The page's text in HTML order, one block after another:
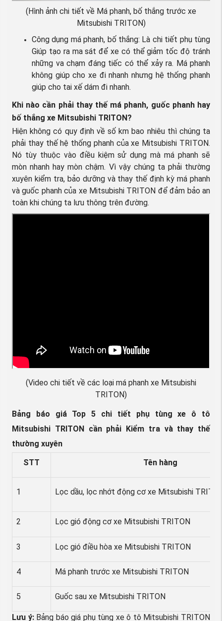
(Hình ảnh chi tiết về Má phanh, bố thắng trước xe
Mitsubishi TRITON)
Công dụng má phanh, bố thắng: Là chi tiết phụ tùng
Giúp tạo ra ma sát để xe có thể giảm tốc độ tránh
những va chạm đáng tiếc có thể xảy ra. Má phanh
không giúp cho xe đi nhanh nhưng hệ thống phanh
giúp cho tai xế dám đi nhanh.
Khi nào cần phải thay thế má phanh, guốc phanh hay
bố thắng xe Mitsubishi TRITON?
Hiện không có quy định về số km bao nhiêu thì chúng ta
phải thay thế hệ thống phanh của xe Mitsubishi TRITON.
Nó tùy thuộc vào điều kiệm sử dụng mà má phanh sẽ
mòn nhanh hay mòn chậm. Vì vậy chúng ta phải thường
xuyên kiểm tra, bảo dưỡng và thay thế định kỳ má phanh
và guốc phanh của xe Mitsubishi TRITON để đảm bảo an
toàn khi chúng ta lưu thông trên đường.
(Video chi tiết về các loại má phanh xe Mitsubishi
TRITON)
Bảng báo giá Top 5 chi tiết phụ tùng xe ô tô
Mitsubishi TRITON cần phải Kiểm tra và thay thế
thường xuyên
STT
Tên hàng
1 Lọc dầu, lọc nhớt động cơ xe Mitsubishi
2 Lọc gió động cơ xe Mitsubishi TRITON
3 Lọc gió điều hòa xe Mitsubishi TRITON
4 Má phanh trước xe Mitsubishi TRITON
5 Guốc sau xe Mitsubishi TRITON
Lưu ý:Bảng báo giá phụ tùng xe ô tô Mitsubishi TRITON